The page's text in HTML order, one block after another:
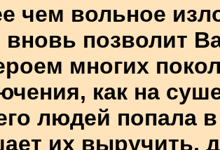
чем вольное
вновь позволит
многих
как на
людей попала
их выручить,